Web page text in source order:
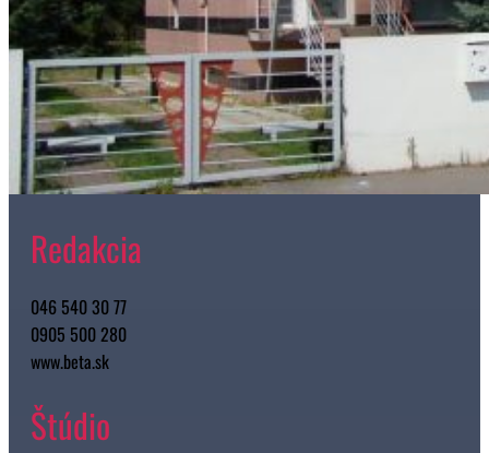
Redakcia
046 540 30 77
0905 500 280
www.beta.sk
Štúdio